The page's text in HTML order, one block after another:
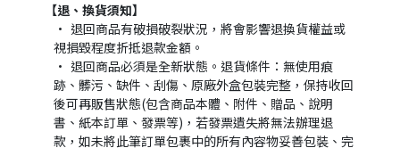
【退、換貨須知】
退回商品有破損破裂狀況，將會影響退換貨權益或
視損毀程度折抵退款金額。
退回商品必須是全新狀態。退貨條件：無使用痕
跡、髒污、缺件、刮傷、原廠外盒包裝完整，保持收回
後可再販售狀態(包含商品本體、附件、贈品、說明
書、紙本訂單、發票等)，若發票遺失將無法辦理退
款，如未將此筆訂單包裹中的所有內容物妥善包裝、完